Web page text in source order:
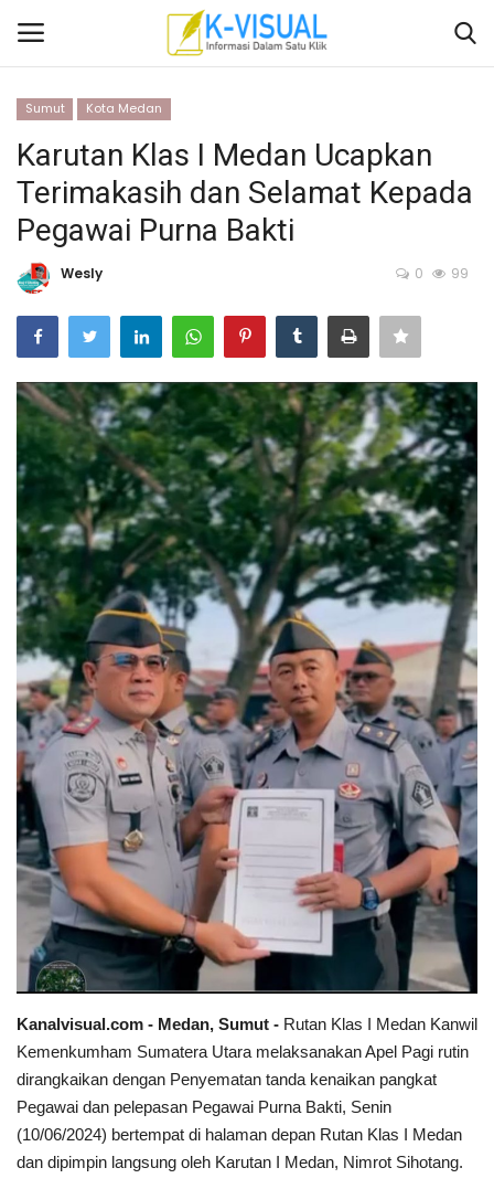
Beranda
Contact
Yogyakarta
Banten
Solo Raya
Sumsel
Kalbar
Sumut
News
Jawa Barat
Riau
Bisnis
Jambi
Kaltim
Dunia
Artikel
Ekonomi
Sumut Kota Medan
Karutan Klas I Medan Ucapkan
Terimakasih dan Selamat Kepada
Pegawai Purna Bakti
Wesly 0 99
Kanalvisual.com - Medan, Sumut - Rutan Klas I Medan Kanwil
Kemenkumham Sumatera Utara melaksanakan Apel Pagi rutin
dirangkaikan dengan Penyematan tanda kenaikan pangkat
Pegawai dan pelepasan Pegawai Purna Bakti, Senin
(10/06/2024) bertempat di halaman depan Rutan Klas I Medan
dan dipimpin langsung oleh Karutan I Medan, Nimrot Sihotang.